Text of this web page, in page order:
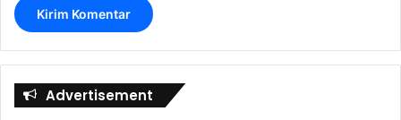
Advertisement